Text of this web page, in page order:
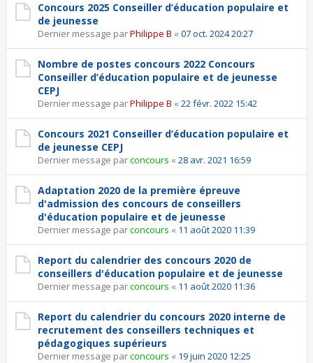
Concours 2025 Conseiller d’éducation populaire et
de jeunesse
Dernier message parPhilippe B « 07 oct. 2024 20:27
Nombre de postes concours 2022 Concours
Conseiller d’éducation populaire et de jeunesse
CEPJ
Dernier message parPhilippe B « 22 févr. 2022 15:42
Concours 2021 Conseiller d’éducation populaire et
de jeunesse CEPJ
Dernier message parconcours « 28 avr. 2021 16:59
Adaptation 2020 de la première épreuve
d'admission des concours de conseillers
d'éducation populaire et de jeunesse
Dernier message parconcours « 11 août 2020 11:39
Report du calendrier des concours 2020 de
conseillers d'éducation populaire et de jeunesse
Dernier message parconcours « 11 août 2020 11:36
Report du calendrier du concours 2020 interne de
recrutement des conseillers techniques et
pédagogiques supérieurs
Dernier message parconcours « 19 juin 2020 12:25